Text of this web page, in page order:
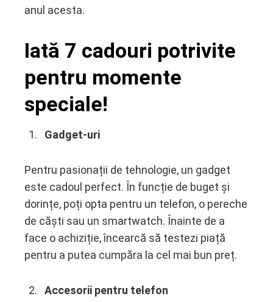
anul acesta.
Iată 7 cadouri potrivite
pentru momente
speciale!
Gadget-uri
Pentru pasionații de tehnologie, un gadget
este cadoul perfect. În funcție de buget și
dorințe, poți opta pentru un telefon, o pereche
de căști sau un smartwatch. Înainte de a
face o achiziție, încearcă să testezi piață
pentru a putea cumpăra la cel mai bun preț.
Accesorii pentru telefon